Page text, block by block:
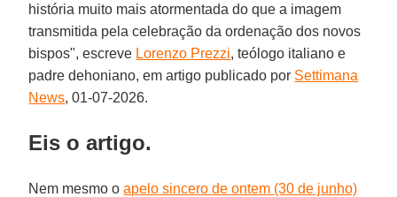
história muito mais atormentada do que a imagem
transmitida pela celebração da ordenação dos novos
bispos", escreve Lorenzo Prezzi, teólogo italiano e
padre dehoniano, em artigo publicado por Settimana
News, 01-07-2026.
Eis o artigo.
Nem mesmo oapelo sincero de ontem (30 de junho)